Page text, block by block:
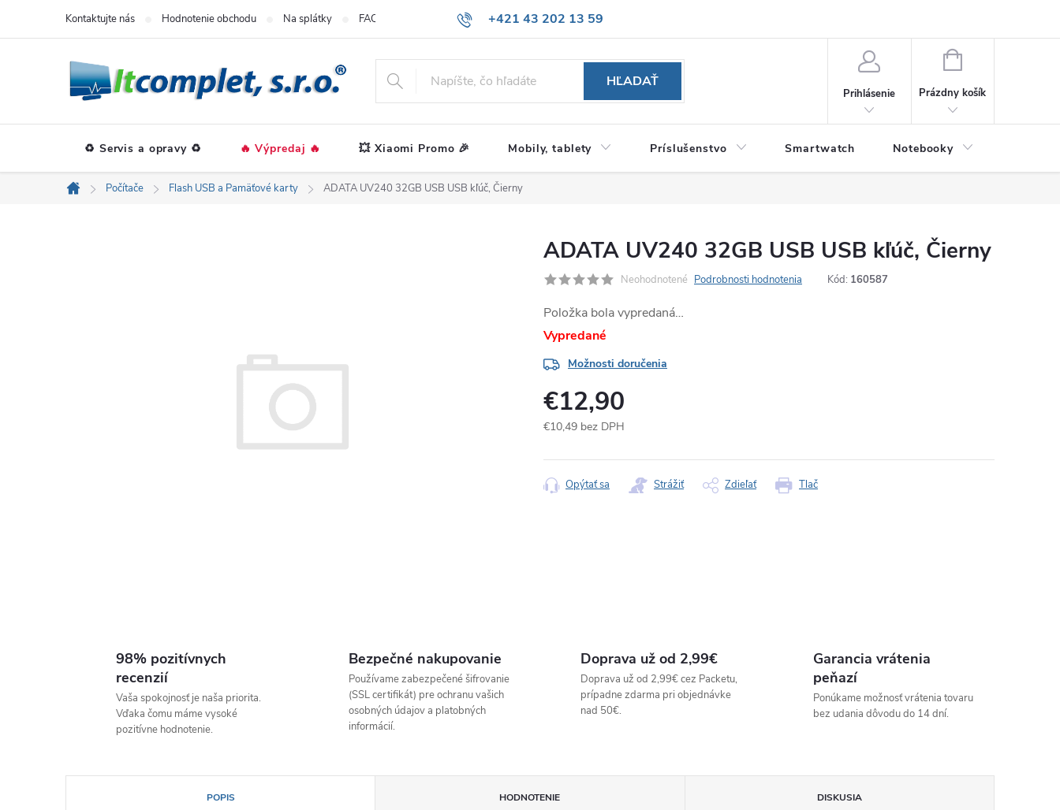
+421 43 202 13 59
Kontaktujte nás Hodnotenie obchodu Na splátky FAQ
HĽADAŤ
Prihlásenie
NÁKUPNÝ
Prázdny košík
♻️ Servis a opravy ♻️ 🔥 Výpredaj 🔥 💥 Xiaomi Promo 🎉 Mobily, tablety Príslušenstvo Smartwatch Notebooky
Domov
Počítače Flash USB a Pamäťové karty ADATA UV240 32GB USB USB kľúč, Čierny
ADATA UV240 32GB USB USB kľúč, Čierny
Neohodnotené Podrobnosti hodnotenia Kód: 160587
Položka bola vypredaná…
Vypredané
Možnosti doručenia
€12,90
€10,49 bez DPH
cena:
Tlač
Opýtať sa Strážiť Zdieľať
98% pozitívnych
recenzií
Vaša spokojnosť je naša priorita.
Vďaka čomu máme vysoké
pozitívne hodnotenie.
Bezpečné nakupovanie
Používame zabezpečené šifrovanie
(SSL certifikát) pre ochranu vašich
osobných údajov a platobných
informácií.
Doprava už od 2,99€
Doprava už od 2,99€ cez Packetu,
prípadne zdarma pri objednávke
nad 50€.
Garancia vrátenia
peňazí
Ponúkame možnosť vrátenia tovaru
bez udania dôvodu do 14 dní.
POPIS HODNOTENIE DISKUSIA